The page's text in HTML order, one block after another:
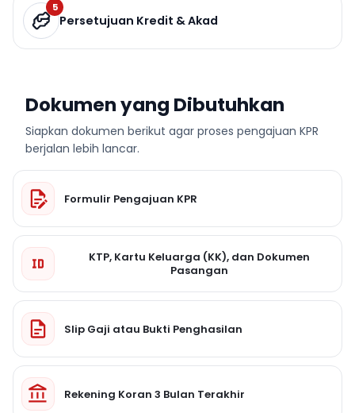
5
Persetujuan Kredit & Akad
Dokumen yang Dibutuhkan
Siapkan dokumen berikut agar proses pengajuan KPR
berjalan lebih lancar.
Formulir Pengajuan KPR
KTP, Kartu Keluarga (KK), dan Dokumen
Pasangan
Slip Gaji atau Bukti Penghasilan
Rekening Koran 3 Bulan Terakhir